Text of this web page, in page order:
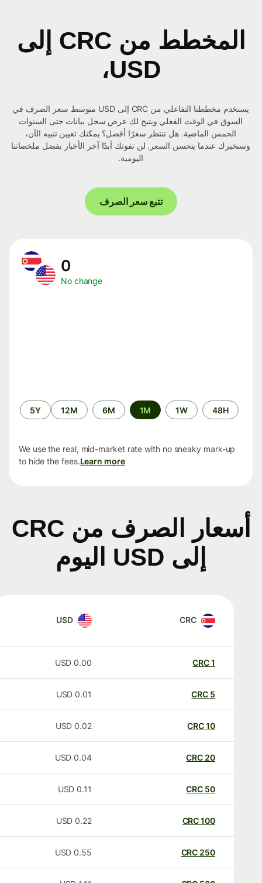
المخطط من CRC إلى
USD،
يستخدم مخططنا التفاعلي من CRC إلى USD متوسط ​​سعر الصرف في
السوق في الوقت الفعلي ويتيح لك عرض سجل بيانات حتى السنوات
الخمس الماضية. هل تنتظر سعرًا أفضل؟ يمكنك تعيين تنبيه الآن،
وسنخبرك عندما يتحسن السعر. لن تفوتك أبدًا آخر الأخبار بفضل ملخصاتنا
اليومية.
تتبع سعر الصرف
No change
الفترة
الزمنية
48H
1W
1M
6M
12M
5Y
We use the real, mid-market rate with no sneaky mark-up
to hide the fees.Learn more
أسعار الصرف من CRC
إلى USD اليوم
CRC
USD
CRC
0.00
USD
CRC
0.01
USD
CRC
0.02
USD
20
CRC
0.04
USD
50
CRC
0.11
USD
100
CRC
0.22
USD
250
CRC
0.55
USD